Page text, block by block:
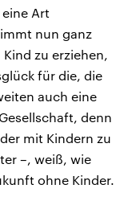
Art
nun ganz
zu erziehen,
für die, die
auch eine
denn
mit Kindern zu
–, weiß, wie
ohne Kinder.